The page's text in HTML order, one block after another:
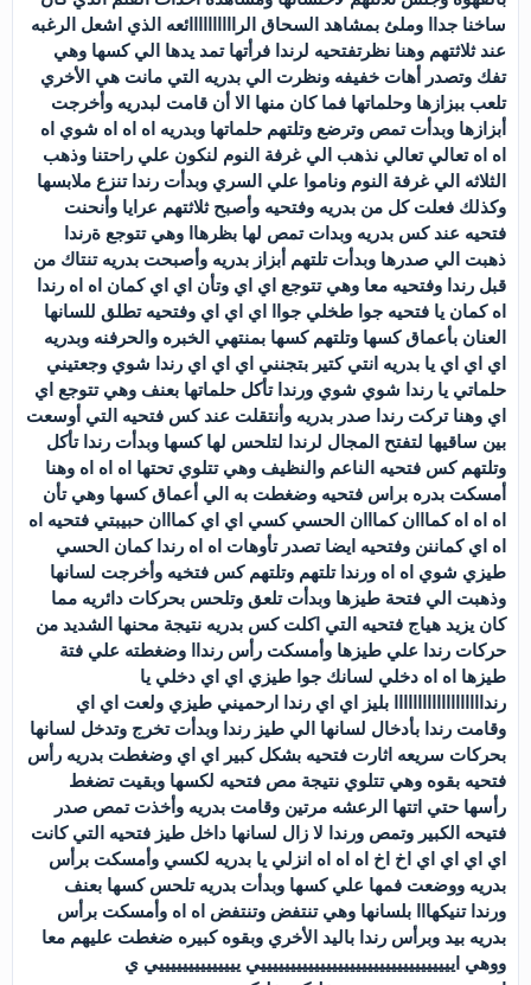
ساخنا جداا وملئ بمشاهد السحاق الراااااااااائعه الذي اشعل الرغبه
عند ثلاثتهم وهنا نظرتفتحيه لرندا فرأتها تمد يدها الي كسها وهي
تفك وتصدر أهات خفيفه ونظرت الي بدريه التي مانت هي الأخري
تلعب ببزازها وحلماتها فما كان منها الا أن قامت لبدريه وأخرجت
أبزازها وبدأت تمص وترضع وتلتهم حلماتها وبدريه اه اه اه شوي اه
اه اه تعالي تعالي نذهب الي غرفة النوم لنكون علي راحتنا وذهب
الثلاثه الي غرفة النوم وناموا علي السري وبدأت رندا تنزع ملابسها
وكذلك فعلت كل من بدريه وفتحيه وأصبح ثلاثتهم عرايا وأنحنت
فتحيه عند كس بدريه وبدات تمص لها بظرهاا وهي تتوجع ةرندا
ذهبت الي صدرها وبدأت تلتهم أبزاز بدريه وأصبحت بدريه تنتاك من
قبل رندا وفتحيه معا وهي تتوجع اي اي وتأن اي اي كمان اه اه رندا
اه كمان يا فتحيه جوا طخلي جواا اي اي اي وفتحيه تطلق للسانها
العنان بأعماق كسها وتلتهم كسها بمنتهي الخبره والحرفنه وبدريه
اي اي اي يا بدريه انتي كتير بتجنني اي اي اي رندا شوي وجعتيني
حلماتي يا رندا شوي شوي ورندا تأكل حلماتها بعنف وهي تتوجع اي
اي وهنا تركت رندا صدر بدريه وأنتقلت عند كس فتحيه التي أوسعت
بين ساقيها لتفتح المجال لرندا لتلحس لها كسها وبدأت رندا تأكل
وتلتهم كس فتحيه الناعم والنظيف وهي تتلوي تحتها اه اه اه وهنا
أمسكت بدره براس فتحيه وضغطت به الي أعماق كسها وهي تأن
اه اه اه كمااان كمااان الحسي كسي اي اي كمااان حبيبتي فتحيه اه
اه اي كماننن وفتحيه ايضا تصدر تأوهات اه اه رندا كمان الحسي
طيزي شوي اه اه ورندا تلتهم وتلتهم كس فتخيه وأخرجت لسانها
وذهبت الي فتحة طيزها وبدأت تلعق وتلحس بحركات دائريه مما
كان يزيد هياج فتحيه التي اكلت كس بدريه نتيجة محنها الشديد من
حركات رندا علي طيزها وأمسكت رأس رنداا وضغطته علي فتة
طيزها اه اه دخلي لسانك جوا طيزي اي اي دخلي يا
رندااااااااااااااااااا بليز اي اي رندا ارحميني طيزي ولعت اي اي
وقامت رندا بأدخال لسانها الي طيز رندا وبدأت تخرج وتدخل لسانها
بحركات سريعه اثارت فتحيه بشكل كبير اي اي وضغطت بدريه رأس
فتحيه بقوه وهي تتلوي نتيجة مص فتحيه لكسها وبقيت تضغط
رأسها حتي اتتها الرعشه مرتين وقامت بدريه وأخذت تمص صدر
فتيحه الكبير وتمص ورندا لا زال لسانها داخل طيز فتحيه التي كانت
اي اي اي اي اخ اخ اه اه اه انزلي يا بدريه لكسي وأمسكت برأس
بدريه ووضعت فمها علي كسها وبدأت بدريه تلحس كسها بعنف
ورندا تنيكهااا بلسانها وهي تنتفض وتنتفض اه اه وأمسكت برأس
بدريه بيد وبرأس رندا باليد الأخري وبقوه كبيره ضغطت عليهم معا
ووهي ايييييييييييييييييييييييييييييييييي ييييييييييييييي ي